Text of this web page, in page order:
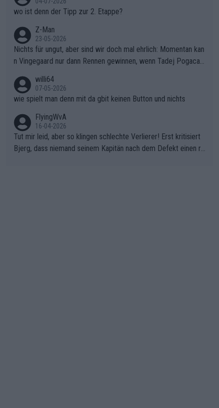
wo ist denn der Tipp zur 2. Etappe?
Z-Man
23-05-2026
Nichts für ungut, aber sind wir doch mal ehrlich: Momentan kan
n Vingegaard nur dann Rennen gewinnen, wenn Tadej Pogacar
willi64
07-05-2026
wie spielt man denn mit da gbit keinen Button und nichts
FlyingWvA
16-04-2026
Tut mir leid, aber so klingen schlechte Verlierer! Erst kritisiert
Bjerg, dass niemand seinem Kapitän nach dem Defekt einen ro